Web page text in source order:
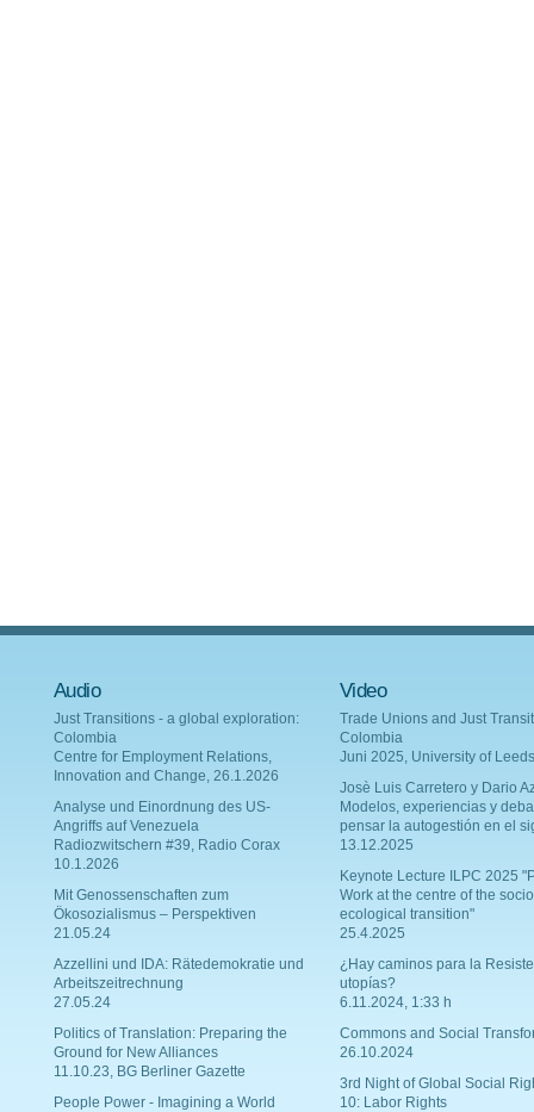
Audio
Just Transitions - a global exploration:
Colombia
Centre for Employment Relations,
Innovation and Change, 26.1.2026
Analyse und Einordnung des US-
Angriffs auf Venezuela
Radiozwitschern #39, Radio Corax
10.1.2026
Mit Genossenschaften zum
Ökosozialismus – Perspektiven
21.05.24
Azzellini und IDA: Rätedemokratie und
Arbeitszeitrechnung
27.05.24
Politics of Translation: Preparing the
Ground for New Alliances
11.10.23, BG Berliner Gazette
People Power - Imagining a World
Video
Trade Unions and Just
Colombia
Juni 2025, University of Leeds
Josè Luis Carretero y Dario
Modelos, experiencias y
pensar la autogestión en el
13.12.2025
Keynote Lecture ILPC 2025
Work at the centre of the
ecological transition"
25.4.2025
¿Hay caminos para la
utopías?
6.11.2024, 1:33 h
Commons and Social
26.10.2024
3rd Night of Global Social
10: Labor Rights